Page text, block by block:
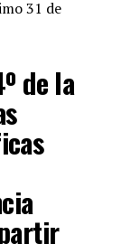
31 de
de la